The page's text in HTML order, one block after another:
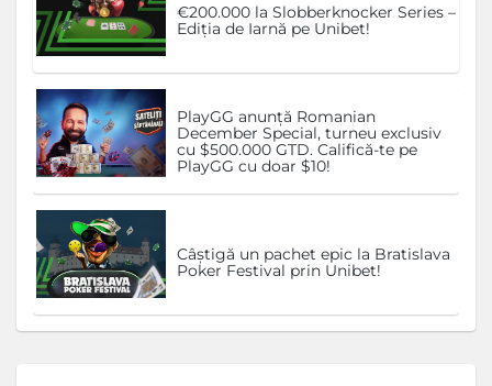
€200.000 la Slobberknocker Series –
Ediția de Iarnă pe Unibet!
PlayGG anunță Romanian
December Special, turneu exclusiv
cu $500.000 GTD. Califică-te pe
PlayGG cu doar $10!
Câștigă un pachet epic la Bratislava
Poker Festival prin Unibet!